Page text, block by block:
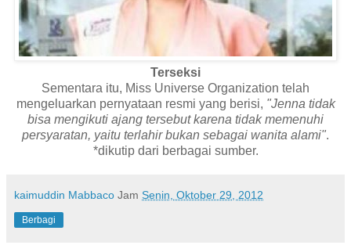
Terseksi
Sementara itu, Miss Universe Organization telah
mengeluarkan pernyataan resmi yang berisi, "Jenna tidak
bisa mengikuti ajang tersebut karena tidak memenuhi
persyaratan, yaitu terlahir bukan sebagai wanita alami".
*dikutip dari berbagai sumber.
kaimuddin Mabbaco Jam Senin, Oktober 29, 2012
Berbagi